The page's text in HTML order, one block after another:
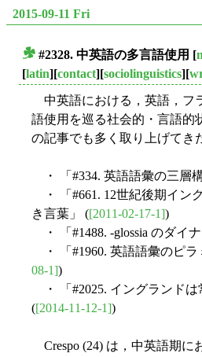
2015-09-11 Fri
#2328. 中英語の多言語使用 [
[latin][contact][sociolinguistics][
中英語における，英語，フ
語使用を巡る社会的・言語的
の記事でも多く取り上げてき
・ 「#334. 英語語彙の三層
・ 「#661. 12世紀後期イン
き言葉」 ([2011-02-17-1])
・ 「#1488. -glossia のダイ
・ 「#1960. 英語語彙のピラ
08-1])
・ 「#2025. イングランドは
([2014-11-12-1])
Crespo (24) は，中英語期に